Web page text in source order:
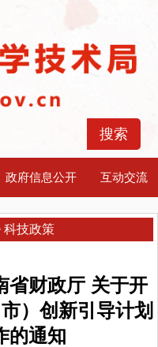
政府信息公开 互动交流
科技政策
省财政厅 关于开
）创新引导计划
的通知